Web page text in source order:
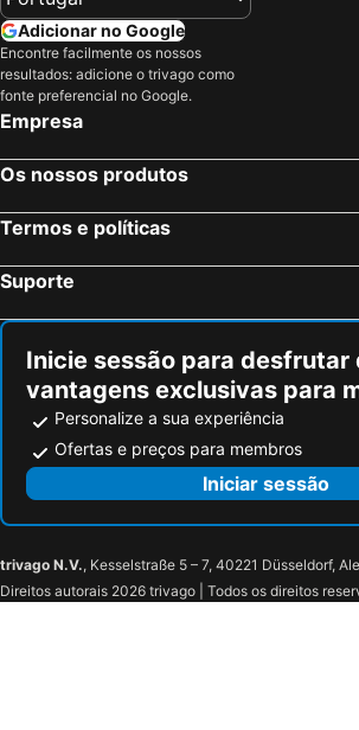
Adicionar no Google
Encontre facilmente os nossos
resultados: adicione o trivago como
fonte preferencial no Google.
Empresa
Os nossos produtos
Termos e políticas
Suporte
Inicie sessão para desfrutar
vantagens exclusivas para
Personalize a sua experiência
Ofertas e preços para membros
Iniciar sessão
trivago N.V., Kesselstraße 5 – 7, 40221 Düsseldorf,
Direitos autorais 2026 trivago | Todos os direitos